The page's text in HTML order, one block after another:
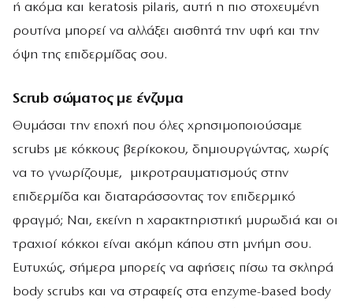
ή ακόμα και keratosis pilaris, αυτή η πιο στοχευμένη
ρουτίνα μπορεί να αλλάξει αισθητά την υφή και την
όψη της επιδερμίδας σου.
Scrub σώματος με ένζυμα
Θυμάσαι την εποχή που όλες χρησιμοποιούσαμε
scrubs με κόκκους βερίκοκου, δημιουργώντας, χωρίς
να το γνωρίζουμε, μικροτραυματισμούς στην
επιδερμίδα και διαταράσσοντας τον επιδερμικό
φραγμό; Ναι, εκείνη η χαρακτηριστική μυρωδιά και οι
τραχιοί κόκκοι είναι ακόμη κάπου στη μνήμη σου.
Ευτυχώς, σήμερα μπορείς να αφήσεις πίσω τα σκληρά
body scrubs και να στραφείς στα enzyme-based body